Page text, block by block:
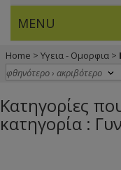
MENU
Home > Υγεια - Ομορφια >
Κατηγορίες
κατηγορία :